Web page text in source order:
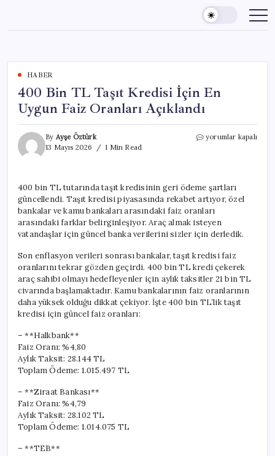
content
HABER
400 Bin TL Taşıt Kredisi İçin En
Uygun Faiz Oranları Açıklandı
By Ayşe Öztürk
13 Mayıs 2026
1 Min Read
400
İçin
En
Uygun
Faiz
Oranları
için
yorumlar kapalı
400 bin TL tutarında taşıt kredisinin geri ödeme şartları
güncellendi. Taşıt kredisi piyasasında rekabet artıyor, özel
bankalar ve kamu bankaları arasındaki faiz oranları
arasındaki farklar belirginleşiyor. Araç almak isteyen
vatandaşlar için güncel banka verilerini sizler için derledik.
Son enflasyon verileri sonrası bankalar, taşıt kredisi faiz
oranlarını tekrar gözden geçirdi. 400 bin TL kredi çekerek
araç sahibi olmayı hedefleyenler için aylık taksitler 21 bin TL
civarında başlamaktadır. Kamu bankalarının faiz oranlarının
daha yüksek olduğu dikkat çekiyor. İşte 400 bin TL’lik taşıt
kredisi için güncel faiz oranları:
– **Halkbank**
Faiz Oranı: %4,80
Aylık Taksit: 28.144 TL
Toplam Ödeme: 1.015.497 TL
– **Ziraat Bankası**
Faiz Oranı: %4,79
Aylık Taksit: 28.102 TL
Toplam Ödeme: 1.014.075 TL
– **TEB**